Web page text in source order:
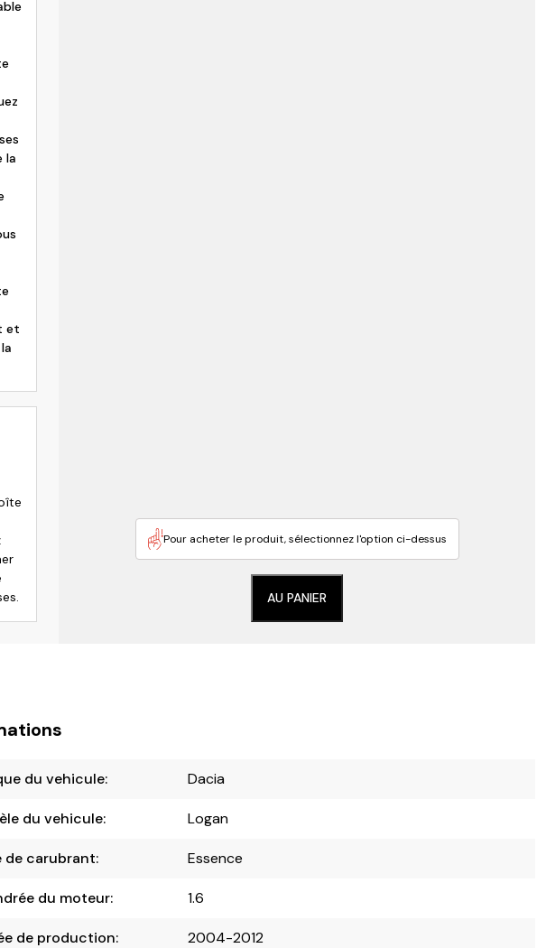
la
et
Pour acheter le produit, sélectionnez l'option ci-dessus
AU PANIER
du vehicule: Dacia
du vehicule: Logan
de carubrant: Essence
du moteur: 1.6
de production: 2004-2012